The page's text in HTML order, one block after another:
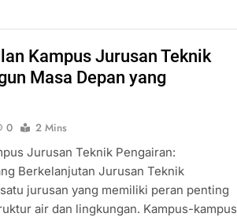
Kampus Jurusan Teknik
Masa Depan yang
0
2 Mins
Jurusan Teknik Pengairan:
Berkelanjutan Jurusan Teknik
jurusan yang memiliki peran penting
air dan lingkungan. Kampus-kampus